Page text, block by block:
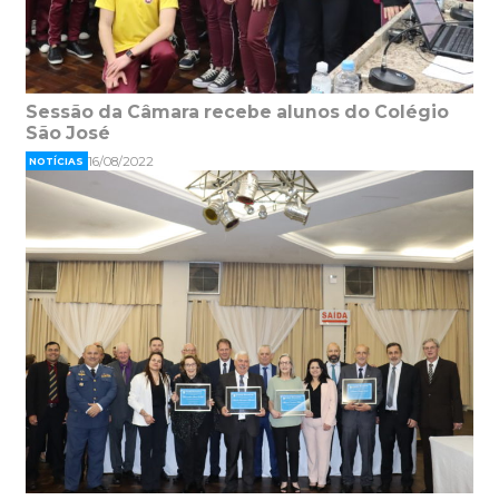
Sessão da Câmara recebe alunos do Colégio
São José
NOTÍCIAS 16/08/2022